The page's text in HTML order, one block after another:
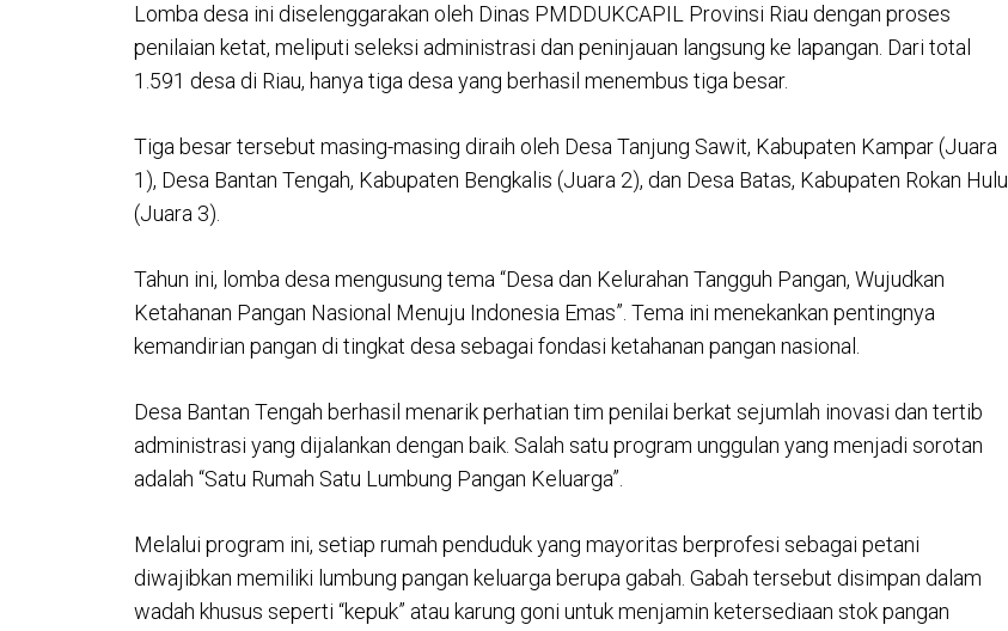
Lomba desa ini diselenggarakan oleh Dinas PMDDUKCAPIL Provinsi Riau dengan proses
penilaian ketat, meliputi seleksi administrasi dan peninjauan langsung ke lapangan. Dari total
1.591 desa di Riau, hanya tiga desa yang berhasil menembus tiga besar.
Tiga besar tersebut masing-masing diraih oleh Desa Tanjung Sawit, Kabupaten Kampar (Juara
1), Desa Bantan Tengah, Kabupaten Bengkalis (Juara 2), dan Desa Batas, Kabupaten Rokan Hulu
(Juara 3).
Tahun ini, lomba desa mengusung tema “Desa dan Kelurahan Tangguh Pangan, Wujudkan
Ketahanan Pangan Nasional Menuju Indonesia Emas”. Tema ini menekankan pentingnya
kemandirian pangan di tingkat desa sebagai fondasi ketahanan pangan nasional.
Desa Bantan Tengah berhasil menarik perhatian tim penilai berkat sejumlah inovasi dan tertib
administrasi yang dijalankan dengan baik. Salah satu program unggulan yang menjadi sorotan
adalah “Satu Rumah Satu Lumbung Pangan Keluarga”.
Melalui program ini, setiap rumah penduduk yang mayoritas berprofesi sebagai petani
diwajibkan memiliki lumbung pangan keluarga berupa gabah. Gabah tersebut disimpan dalam
wadah khusus seperti “kepuk” atau karung goni untuk menjamin ketersediaan stok pangan